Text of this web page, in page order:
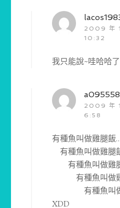
2009 年
10:32
我只能說~哇哈哈
2009 年
6:58
有種魚叫做雞腿飯
有種魚叫做雞腿
有種魚叫做雞
有種魚叫做
有種魚叫做
XDD